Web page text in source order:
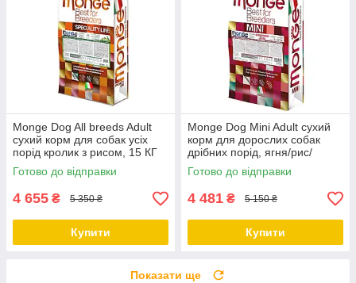
Monge Dog All breeds Adult
сухий корм для собак усіх
порід кролик з рисом, 15 КГ
Готово до відправки
4 655 ₴ 5 350 ₴
Купити
Monge Dog Mini Adult сухий
корм для дорослих собак
дрібних порід, ягня/рис/
картопля, 15 КГ
Готово до відправки
4 481 ₴ 5 150 ₴
Купити
Показати ще